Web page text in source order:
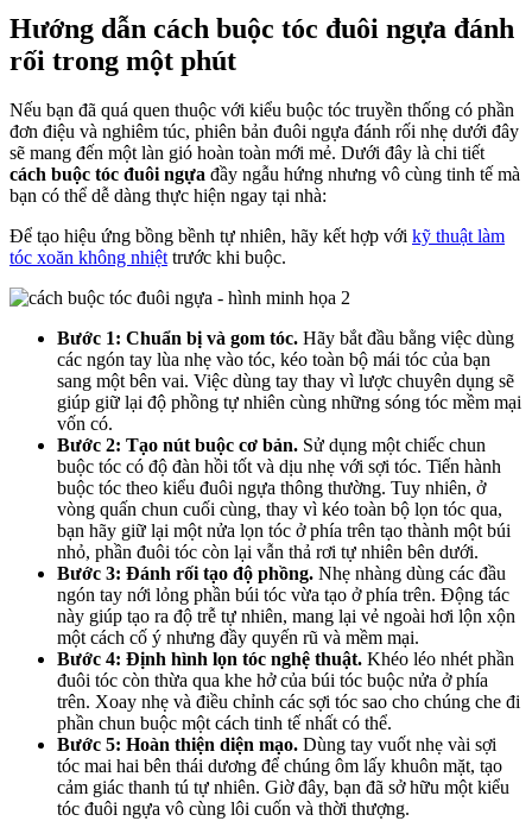
Hướng dẫn cách buộc tóc đuôi ngựa đánh
rối trong một phút
Nếu bạn đã quá quen thuộc với kiểu buộc tóc truyền thống có phần
đơn điệu và nghiêm túc, phiên bản đuôi ngựa đánh rối nhẹ dưới đây
sẽ mang đến một làn gió hoàn toàn mới mẻ. Dưới đây là chi tiết
cách buộc tóc đuôi ngựa đầy ngẫu hứng nhưng vô cùng tinh tế mà
bạn có thể dễ dàng thực hiện ngay tại nhà:
Để tạo hiệu ứng bồng bềnh tự nhiên, hãy kết hợp với kỹ thuật làm
tóc xoăn không nhiệttrước khi buộc.
Bước 1: Chuẩn bị và gom tóc. Hãy bắt đầu bằng việc dùng
các ngón tay lùa nhẹ vào tóc, kéo toàn bộ mái tóc của bạn
sang một bên vai. Việc dùng tay thay vì lược chuyên dụng sẽ
giúp giữ lại độ phồng tự nhiên cùng những sóng tóc mềm mại
vốn có.
Bước 2: Tạo nút buộc cơ bản. Sử dụng một chiếc chun
buộc tóc có độ đàn hồi tốt và dịu nhẹ với sợi tóc. Tiến hành
buộc tóc theo kiểu đuôi ngựa thông thường. Tuy nhiên, ở
vòng quấn chun cuối cùng, thay vì kéo toàn bộ lọn tóc qua,
bạn hãy giữ lại một nửa lọn tóc ở phía trên tạo thành một búi
nhỏ, phần đuôi tóc còn lại vẫn thả rơi tự nhiên bên dưới.
Bước 3: Đánh rối tạo độ phồng. Nhẹ nhàng dùng các đầu
ngón tay nới lỏng phần búi tóc vừa tạo ở phía trên. Động tác
này giúp tạo ra độ trễ tự nhiên, mang lại vẻ ngoài hơi lộn xộn
một cách cố ý nhưng đầy quyến rũ và mềm mại.
Bước 4: Định hình lọn tóc nghệ thuật. Khéo léo nhét phần
đuôi tóc còn thừa qua khe hở của búi tóc buộc nửa ở phía
trên. Xoay nhẹ và điều chỉnh các sợi tóc sao cho chúng che đi
phần chun buộc một cách tinh tế nhất có thể.
Bước 5: Hoàn thiện diện mạo. Dùng tay vuốt nhẹ vài sợi
tóc mai hai bên thái dương để chúng ôm lấy khuôn mặt, tạo
cảm giác thanh tú tự nhiên. Giờ đây, bạn đã sở hữu một kiểu
tóc đuôi ngựa vô cùng lôi cuốn và thời thượng.